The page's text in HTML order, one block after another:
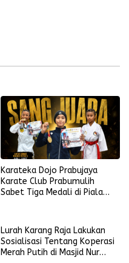
Karateka Dojo Prabujaya
Karate Club Prabumulih
Sabet Tiga Medali di Piala
Lurah Karang Raja Lakukan
Sosialisasi Tentang Koperasi
Merah Putih di Masjid Nur